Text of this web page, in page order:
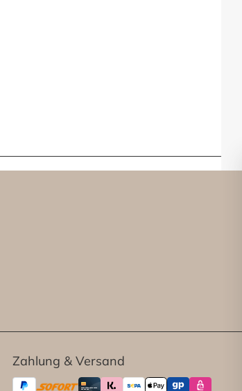
Zahlung & Versand